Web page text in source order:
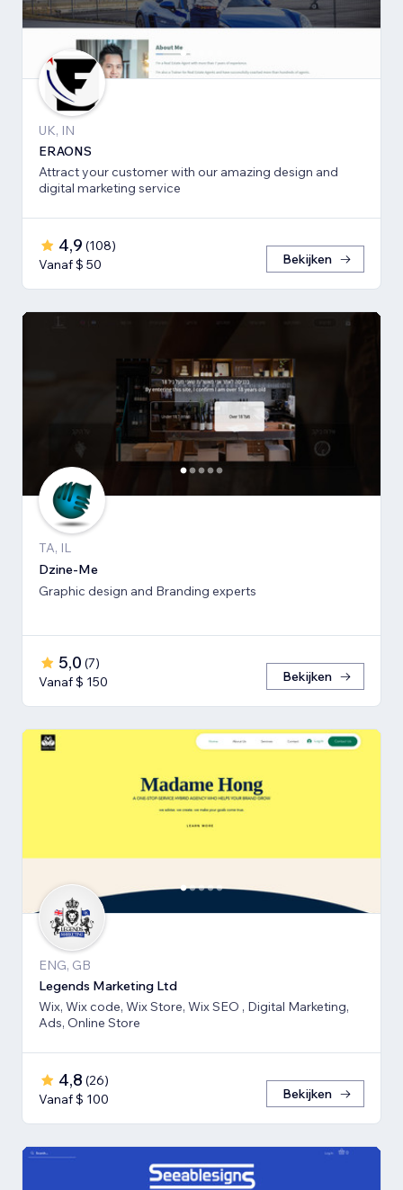
UK, IN
ERAONS
Attract your customer with our amazing design and
digital marketing service
4,9 (108)
Vanaf $ 50
Bekijken
TA, IL
Dzine-Me
Graphic design and Branding experts
5,0 (7)
Vanaf $ 150
Bekijken
ENG, GB
Legends Marketing Ltd
Wix, Wix code, Wix Store, Wix SEO , Digital Marketing,
Ads, Online Store
4,8 (26)
Vanaf $ 100
Bekijken